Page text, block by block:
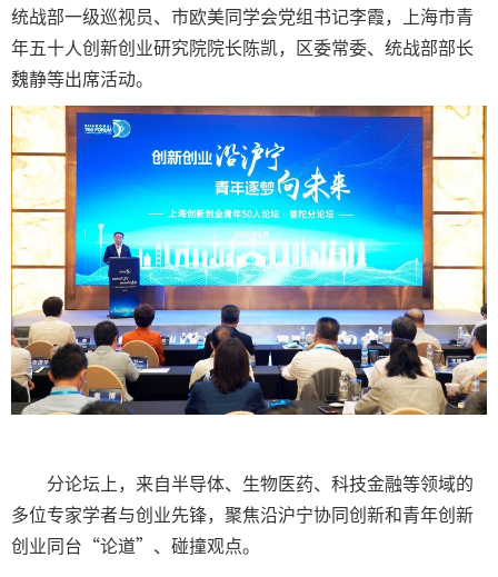
统战部一级巡视员、市欧美同学会党组书记李霞，上海市青
年五十人创新创业研究院院长陈凯，区委常委、统战部部长
魏静等出席活动。
分论坛上，来自半导体、生物医药、科技金融等领域的
多位专家学者与创业先锋，聚焦沿沪宁协同创新和青年创新
创业同台“论道”、碰撞观点。